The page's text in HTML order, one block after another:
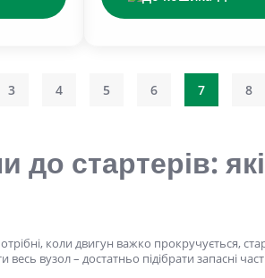
3 4 5 6 7 8
до стартерів:
коли двигун важко прокручується,
весь вузол – достатньо підібрати запасні